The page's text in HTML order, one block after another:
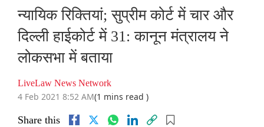
न्यायिक रिक्तियां; सुप्रीम कोर्ट में चार और
दिल्ली हाईकोर्ट में 31: कानून मंत्रालय ने
लोकसभा में बताया
LiveLaw News Network
4 Feb 2021 8:52 AM(1 mins read )
Share this